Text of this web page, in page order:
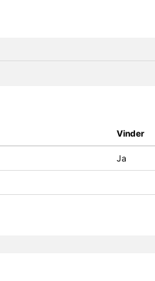
Vinder
Ja